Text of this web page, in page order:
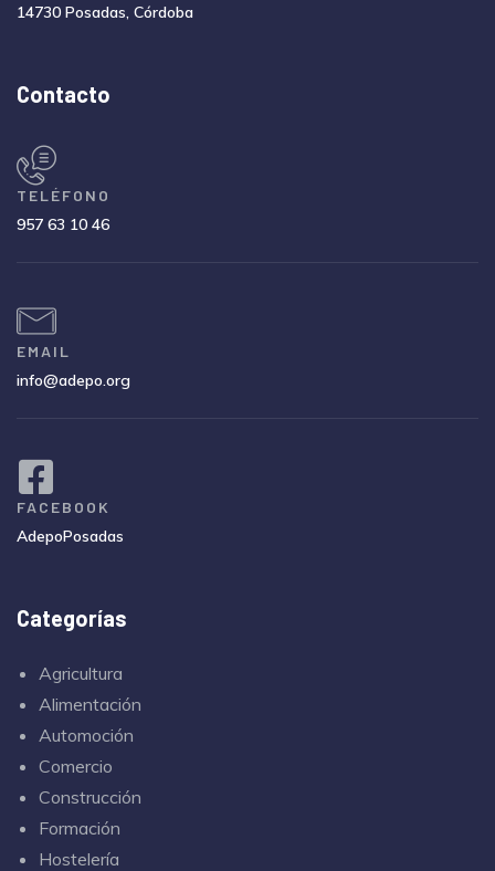
14730 Posadas, Córdoba
Contacto
TELÉFONO
957 63 10 46
EMAIL
info@adepo.org
FACEBOOK
AdepoPosadas
Categorías
Agricultura
Alimentación
Automoción
Comercio
Construcción
Formación
Hostelería